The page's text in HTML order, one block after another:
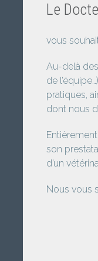
Le
vous
Au-delà
de
pratiques,
dont nous
son
d’un
Nous vous